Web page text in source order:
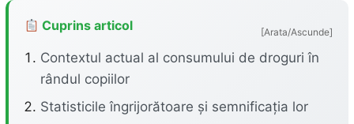
Cuprins articol [Arata/Ascunde]
Contextul actual al consumului de droguri în
rândul copiilor
Statisticile îngrijorătoare și semnificația lor